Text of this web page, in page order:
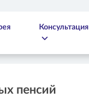
Консультация
пенсий